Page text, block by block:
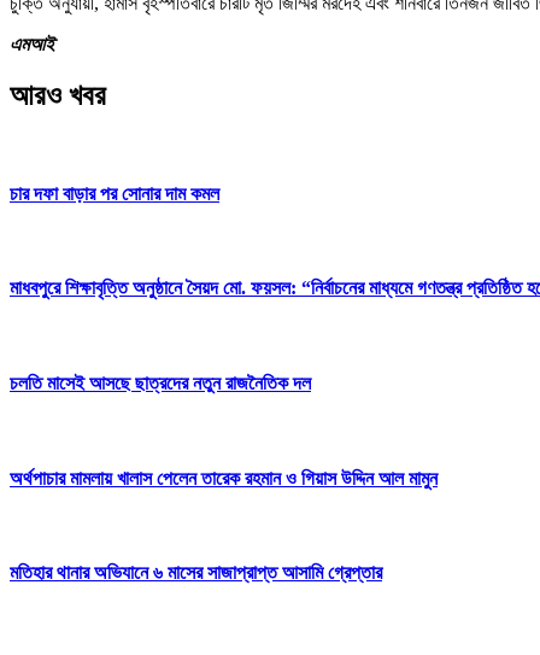
এমআই
আরও খবর
চার দফা বাড়ার পর সোনার দাম কমল
মাধবপুরে শিক্ষাবৃত্তি অনুষ্ঠানে সৈয়দ মো. ফয়সল: “নির্বাচনের মাধ্যমে গণতন্ত্র প্রতিষ্ঠিত
চলতি মাসেই আসছে ছাত্রদের নতুন রাজনৈতিক দল
অর্থপাচার মামলায় খালাস পেলেন তারেক রহমান ও গিয়াস উদ্দিন আল মামুন
মতিহার থানার অভিযানে ৬ মাসের সাজাপ্রাপ্ত আসামি গ্রেপ্তার